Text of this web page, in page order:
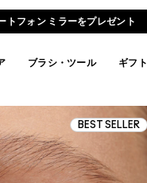
トフォン ミラーをプレゼント
ブラシ・ツール ギフト
BEST SELLER